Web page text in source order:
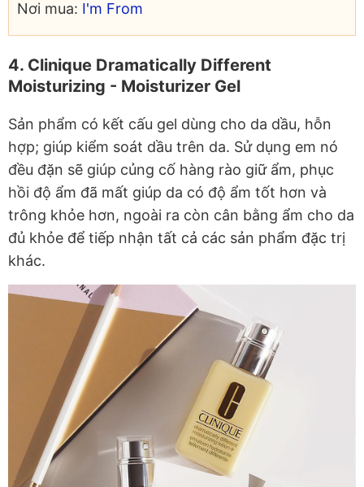
Nơi mua: I'm From
4. Clinique Dramatically Different
Moisturizing - Moisturizer Gel
Sản phẩm có kết cấu gel dùng cho da dầu, hỗn
hợp; giúp kiểm soát dầu trên da. Sử dụng em nó
đều đặn sẽ giúp củng cố hàng rào giữ ẩm, phục
hồi độ ẩm đã mất giúp da có độ ẩm tốt hơn và
trông khỏe hơn, ngoài ra còn cân bằng ẩm cho da
đủ khỏe để tiếp nhận tất cả các sản phẩm đặc trị
khác.